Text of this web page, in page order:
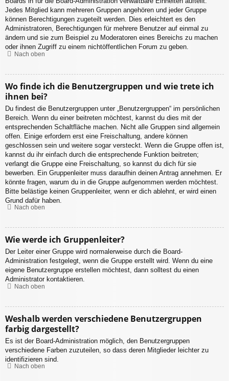
Jedes Mitglied kann mehreren Gruppen angehören und jeder Gruppe
können Berechtigungen zugeteilt werden. Dies erleichtert es den
Administratoren, Berechtigungen für mehrere Benutzer auf einmal zu
ändern und sie zum Beispiel zu Moderatoren eines Bereichs zu machen
oder ihnen Zugriff zu einem nichtöffentlichen Forum zu geben.
Nach oben
Wo finde ich die Benutzergruppen und wie trete ich
ihnen bei?
Du findest die Benutzergruppen unter „Benutzergruppen“ im persönlichen
Bereich. Wenn du einer beitreten möchtest, kannst du dies mit der
entsprechenden Schaltfläche machen. Nicht alle Gruppen sind allgemein
offen. Einige erfordern erst eine Freischaltung, andere können
geschlossen sein und weitere sogar versteckt. Wenn die Gruppe offen ist,
kannst du ihr einfach durch die entsprechende Funktion beitreten;
verlangt die Gruppe eine Freischaltung, so kannst du dich für sie
bewerben. Ein Gruppenleiter muss daraufhin deinen Antrag annehmen. Er
könnte fragen, warum du in die Gruppe aufgenommen werden möchtest.
Bitte belästige keinen Gruppenleiter, wenn er dich ablehnt, er wird einen
Grund dafür haben.
Nach oben
Wie werde ich Gruppenleiter?
Der Leiter einer Gruppe wird normalerweise durch die Board-
Administration festgelegt, wenn die Gruppe erstellt wird. Wenn du eine
eigene Benutzergruppe erstellen möchtest, dann solltest du einen
Administrator kontaktieren.
Nach oben
Weshalb werden verschiedene Benutzergruppen
farbig dargestellt?
Es ist der Board-Administration möglich, den Benutzergruppen
verschiedene Farben zuzuteilen, so dass deren Mitglieder leichter zu
identifizieren sind.
Nach oben